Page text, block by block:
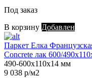
Под заказ
В корзину Добавлен
Паркет Елка
Concrete лак 600/
490-600х110х14 мм
9 038 р/м2